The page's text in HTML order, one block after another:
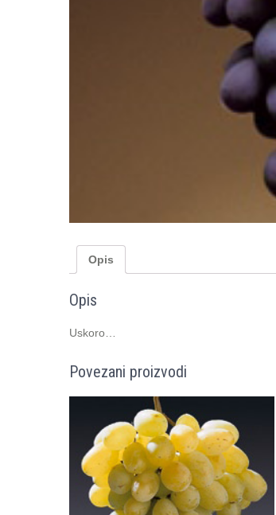
Opis
Opis
Uskoro…
Povezani proizvodi